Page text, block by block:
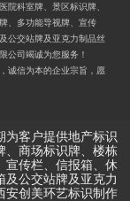
院科室牌、景区标识牌、
、多功能导视牌、宣传
公交站牌及亚克力制品丝
公司竭诚为您服务！
诚信为本的企业宗旨，愿
为客户提供地产标识
、商场标识牌、楼栋
宣传栏、信报箱、休
及公交站牌及亚克力
安创美环艺标识制作